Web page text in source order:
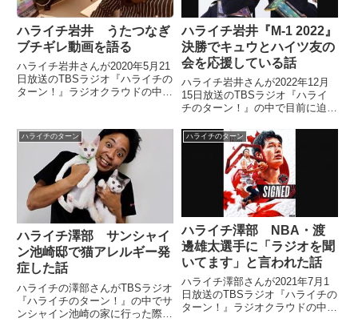
ハライチ岩井 うたつなぎ
ブチギレ動画を語る
ハライチ岩井さんが2020年5月21
日放送のTBSラジオ『ハライチの
ターン！』ラジオクラウドの中で
た。（岩井勇気）なんかナイナイ
さんのやつも始まったんでしょ
う？（澤部佑）ああ、まあ...
ハライチ岩井『M-1 2022』
決勝でキュウとハイツ友の
会を応援している話
ハライチ岩井さんが2022年12月
15日放送のTBSラジオ『ハライ
チのターン！』の中で目前に迫っ
トーク。すでに決勝進出を決めて
いるキュウと、敗者復活戦に出場
するハイツ友の会を応援している
という話をしていました。
ハライチのターン
ハライチ澤部 サンシャイ
ン池崎邸で猫アレルギー発
症した話
ハライチの澤部さんがTBSラジオ
『ハライチのターン！』の中でサ
ンシャイン池崎の家に行った際、
ハライチのターン
ハライチ澤部 NBA・渡
邊雄太選手に「ラジオを聞
いてます」と言われた話
ハライチ澤部さんが2021年7月1
日放送のTBSラジオ『ハライチの
ターン！』ラジオクラウドの中で